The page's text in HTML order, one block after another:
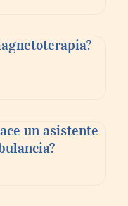
regresa a
aumenta al
sana en
un asistente